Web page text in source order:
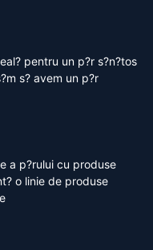
pentru un p?r s?n?tos
s? avem un p?r
a p?rului cu produse
o linie de produse